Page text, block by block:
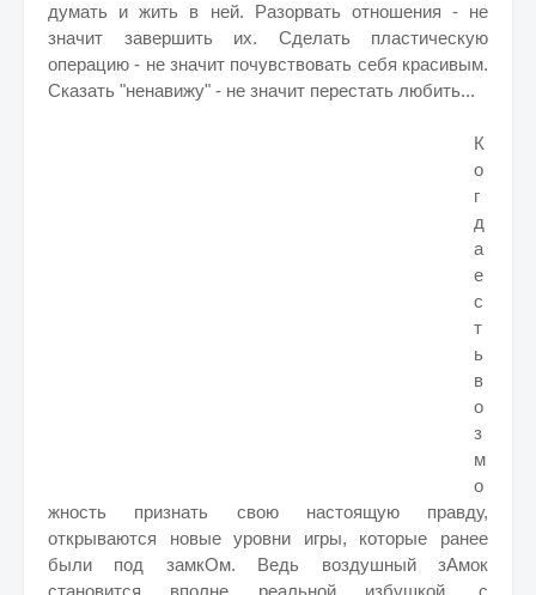
думать и жить в ней. Разорвать отношения - не
значит завершить их. Сделать пластическую
операцию - не значит почувствовать себя красивым.
Сказать "ненавижу" - не значит перестать любить...
К
о
г
д
а
е
с
т
ь
в
о
з
м
о
жность признать свою настоящую правду,
открываются новые уровни игры, которые ранее
были под замкОм. Ведь воздушный зАмок
становится вполне реальной избушкой, с